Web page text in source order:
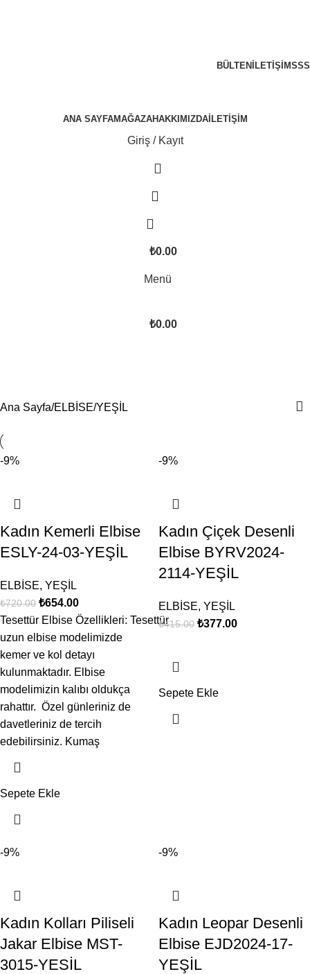
BÜLTEN İLETIŞIMSSS
ANA SAYFAMAĞAZAHAKKIMIZDAİLETIŞIM
Giriş / Kayıt
₺0.00
Menü
₺0.00
Ana Sayfa ELBİSE YEŞİL
-9%
Kadın Kemerli Elbise
ESLY-24-03-YEŞİL
ELBİSE, YEŞİL
₺720.00 ₺654.00
Tesettür Elbise Özellikleri: Tesettür
uzun elbise modelimizde
kemer ve kol detayı
kulunmaktadır. Elbise
modelimizin kalıbı oldukça
rahattır. Özel günleriniz de
davetleriniz de tercih
edebilirsiniz. Kumaş
Sepete Ekle
-9%
Kadın Çiçek Desenli
Elbise BYRV2024-
2114-YEŞİL
ELBİSE, YEŞİL
₺415.00 ₺377.00
Sepete Ekle
-9%
Kadın Kolları Piliseli
Jakar Elbise MST-
3015-YESİL
-9%
Kadın Leopar Desenli
Elbise EJD2024-17-
YEŞİL